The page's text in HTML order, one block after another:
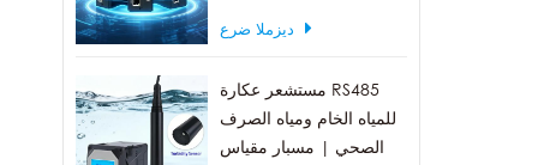
ديزملا ضرع
مستشعر عكارة RS485
للمياه الخام ومياه الصرف
الصحي | مسبار مقياس